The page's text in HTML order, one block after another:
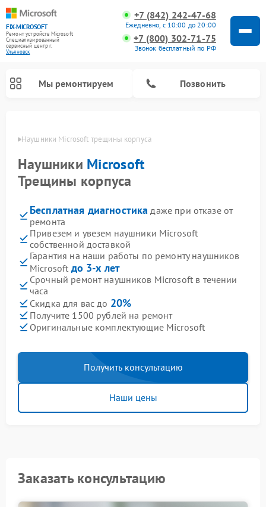
FIX-MICROSOFT
Ремонт устройств Microsoft
Специализированный
cервисный центр г.
Ульяновск
+7 (842) 242-47-68
Ежедневно, с 10:00 до 20:00
+7 (800) 302-71-75
Звонок бесплатный по РФ
Мы ремонтируем Позвонить
Наушники Microsoft трещины корпуса
Наушники Microsoft
Трещины корпуса
Бесплатная диагностика даже при отказе от
ремонта
Привезем и увезем наушники Microsoft
собственной доставкой
Гарантия на наши работы по ремонту наушников
Microsoft до 3-х лет
Срочный ремонт наушников Microsoft в течении
часа
Скидка для вас до 20%
Получите 1500 рублей на ремонт
Оригинальные комплектующие Microsoft
Получить консультацию
Наши цены
Заказать консультацию